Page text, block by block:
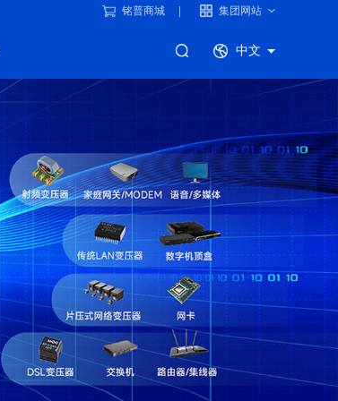
铭普商城 集团网站
中文